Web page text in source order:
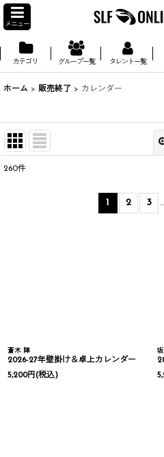
メニュー
カテゴリ グループ一覧 タレント一覧
ホーム > 販売終了 > カレンダー
260件
1 2 3
蒼木 陣
2026-27年壁掛け＆卓上カレンダー
5,200円(税込)